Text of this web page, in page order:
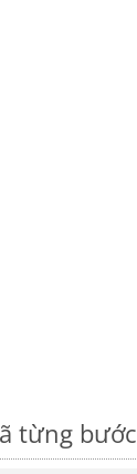
từng bước